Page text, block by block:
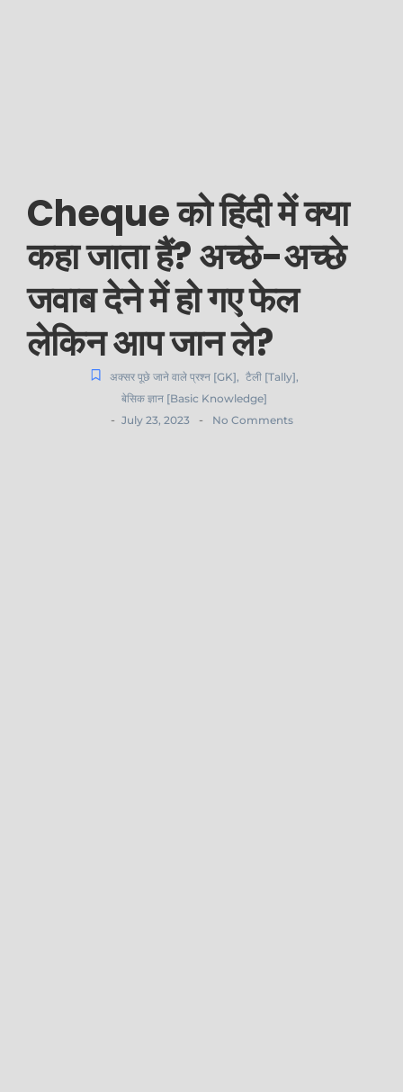
Cheque को हिंदी में क्या
कहा जाता हैं? अच्छे-अच्छे
जवाब देने में हो गए फेल
लेकिन आप जान ले?
अक्सर पूछे जाने वाले प्रश्न [GK], टैली [Tally],
बेसिक ज्ञान [Basic Knowledge]
- July 23, 2023 - No Comments